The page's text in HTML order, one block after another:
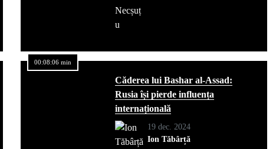
Căderea lui Bashar al-Assad:
Rusia își pierde influența
internațională
19 dec. 2024
Ion Tăbârță
00:08:06 min